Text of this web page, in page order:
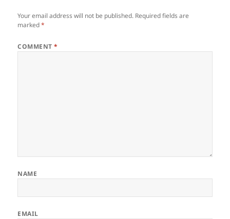
Your email address will not be published. Required fields are
marked*
COMMENT*
NAME
EMAIL